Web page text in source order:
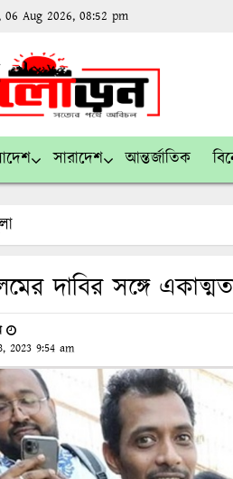
06 Aug 2026, 08:52 pm
সারাদেশ আন্তর্জাতিক
দাবির সঙ্গে
2023 9:54 am